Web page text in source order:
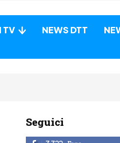
TV NEWS DTT
Seguici